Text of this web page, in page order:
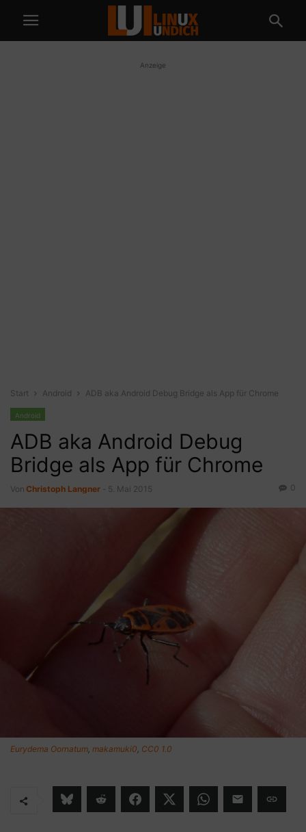
Anzeige
Start Android ADB aka Android Debug Bridge als App für Chrome
Android
ADB aka Android Debug
Bridge als App für Chrome
Von Christoph Langner 5. Mai 2015 0
Eurydema Oornatum, makamuki0, CC0 1.0